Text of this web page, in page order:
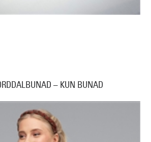
– KUN BUNAD